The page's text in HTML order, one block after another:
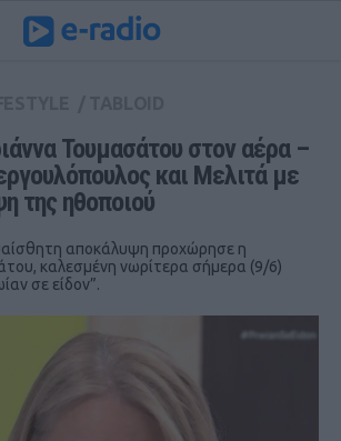
Τουμασάτου στον αέρα –
και Μελιτά με
της ηθοποιού
αποκάλυψη προχώρησε η
καλεσμένη νωρίτερα σήμερα (9/6)
σε είδον”.